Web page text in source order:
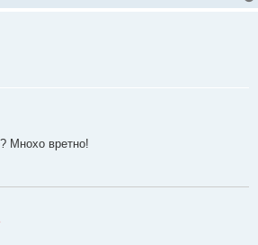
Мнохо вретно!